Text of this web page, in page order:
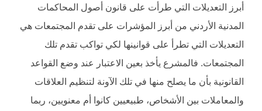
أبرز التعديلات التي طرأت على قانون أصول المحاكمات
المدنية الأردني من أبرز المؤشرات على تقدم المجتمعات هي
التعديلات التي تطرأ على قوانينها لكي تواكب تقدم تلك
المجتمعات. فالمشرع يأخذ بعين الاعتبار عند وضع القواعد
القانونية بأن ما يصلح منها في تلك الآونة لتنظيم العلاقات
والمعاملات بين الأشخاص، طبيعيين كانوا أم معنويين، ربما